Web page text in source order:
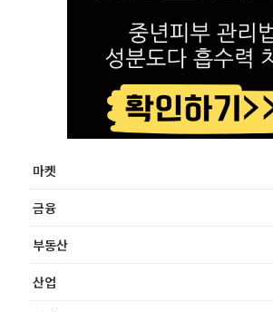
마켓
금융
부동산
산업